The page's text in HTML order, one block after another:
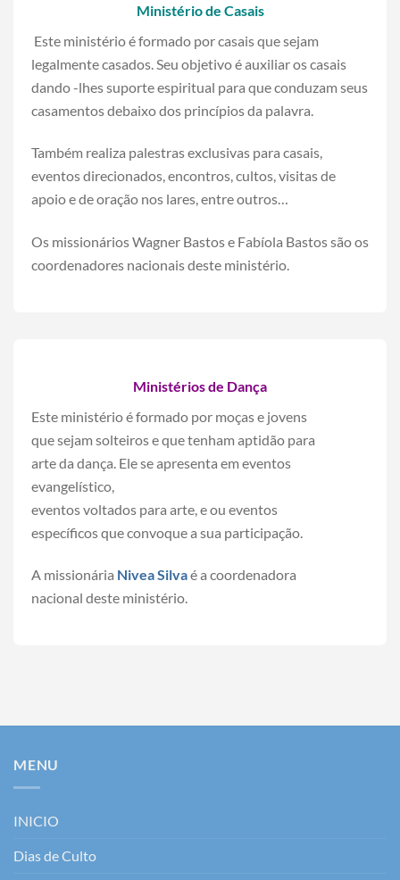
Ministério de Casais
Este ministério é formado por casais que sejam
legalmente casados. Seu objetivo é auxiliar os casais
dando -lhes suporte espiritual para que conduzam seus
casamentos debaixo dos princípios da palavra.
Também realiza palestras exclusivas para casais,
eventos direcionados, encontros, cultos, visitas de
apoio e de oração nos lares, entre outros…
Os missionários Wagner Bastos e Fabíola Bastos são os
coordenadores nacionais deste ministério.
Ministérios de Dança
Este ministério é formado por moças e jovens
que sejam solteiros e que tenham aptidão para
arte da dança. Ele se apresenta em eventos
evangelístico,
eventos voltados para arte, e ou eventos
específicos que convoque a sua participação.
A missionária Nivea Silvaé a coordenadora
nacional deste ministério.
MENU
INICIO
Dias de Culto